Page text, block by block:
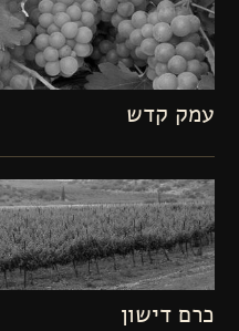
עמק קדש
כרם דישון